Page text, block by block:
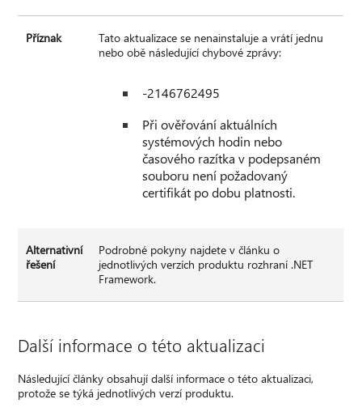
Příznak
Tato aktualizace se nenainstaluje a vrátí jednu
nebo obě následující chybové zprávy:
-2146762495
Při ověřování aktuálních
systémových hodin nebo
časového razítka v podepsaném
souboru není požadovaný
certifikát po dobu platnosti.
Alternativní
řešení
Podrobné pokyny najdete v článku o
jednotlivých verzích produktu rozhraní .NET
Framework.
Další informace o této aktualizaci
Následující články obsahují další informace o této aktualizaci,
protože se týká jednotlivých verzí produktu.